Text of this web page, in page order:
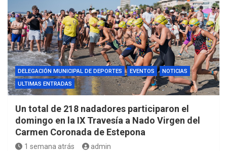
DELEGACIÓN MUNICIPAL DE DEPORTES EVENTOS
NOTICIAS
ULTIMAS ENTRADAS
Un total de 218 nadadores participaron el
domingo en la IX Travesía a Nado Virgen del
Carmen Coronada de Estepona
1 semana atrás admin